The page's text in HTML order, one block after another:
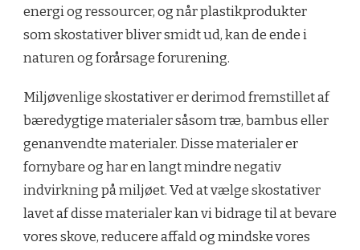
energi og ressourcer, og når plastikprodukter
som skostativer bliver smidt ud, kan de ende i
naturen og forårsage forurening.
Miljøvenlige skostativer er derimod fremstillet af
bæredygtige materialer såsom træ, bambus eller
genanvendte materialer. Disse materialer er
fornybare og har en langt mindre negativ
indvirkning på miljøet. Ved at vælge skostativer
lavet af disse materialer kan vi bidrage til at bevare
vores skove, reducere affald og mindske vores